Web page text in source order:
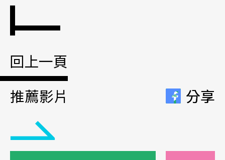
回上一頁
推薦影片
分享
分享